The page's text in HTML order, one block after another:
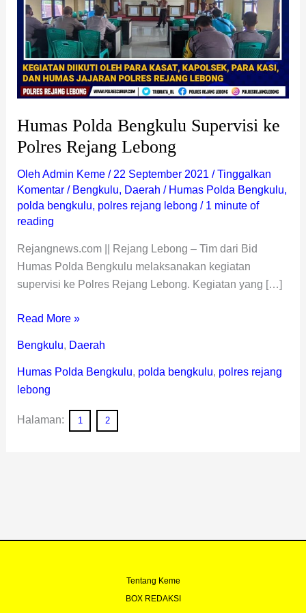
Humas Polda Bengkulu Supervisi ke
Polres Rejang Lebong
Oleh Admin Keme / 22 September 2021 /Tinggalkan
Komentar / Bengkulu, Daerah / Humas Polda Bengkulu,
polda bengkulu, polres rejang lebong / 1 minute of
reading
Rejangnews.com || Rejang Lebong – Tim dari Bid
Humas Polda Bengkulu melaksanakan kegiatan
supervisi ke Polres Rejang Lebong. Kegiatan yang […]
Read More »
Bengkulu, Daerah
Humas Polda Bengkulu, polda bengkulu, polres rejang
lebong
Halaman: 1 2
Tentang Keme
BOX REDAKSI